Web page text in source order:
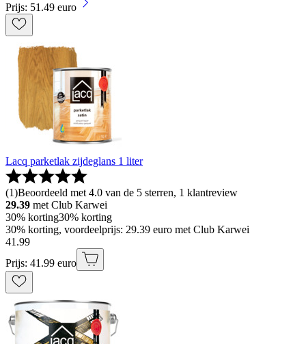
Prijs: 51.49 euro
Lacq parketlak zijdeglans 1 liter
(1)Beoordeeld met 4.0 van de 5 sterren, 1 klantreview
29.39 met Club Karwei
30% korting30% korting
30% korting, voordeelprijs: 29.39 euro met Club Karwei
41 .99
Prijs: 41.99 euro